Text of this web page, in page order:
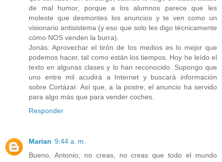
de mal humor, porque a los alumnos parece que les
moleste que desmontes los anuncios y te ven como un
visionario antisistema (y eso que solo les digo técnicamente
cómo NOS venden la burra).
Jonás: Aprovechar el tirón de los medios es lo mejor que
podemos hacer, tal como están los tiempos. Hoy he leído el
texto en algunas clases y lo han reconocido. Supongo que
uno entre mil acudirá a Internet y buscará información
sobre Cortázar. Así que, a la postre, el anuncio ha servido
para algo más que para vender coches.
Responder
Marian 9:44 a. m.
Bueno, Antonio, no creas, no creas que todo el mundo